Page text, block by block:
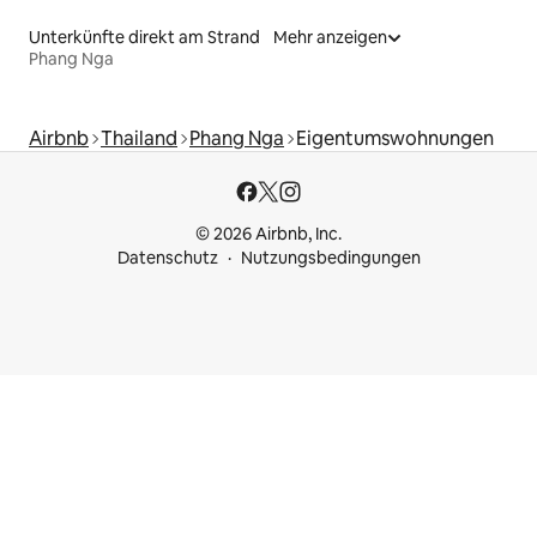
Unterkünfte direkt am Strand
Phang Nga
Mehr anzeigen
Airbnb Thailand Phang Nga Eigentumswohnungen
© 2026 Airbnb, Inc.
Datenschutz
Nutzungsbedingungen